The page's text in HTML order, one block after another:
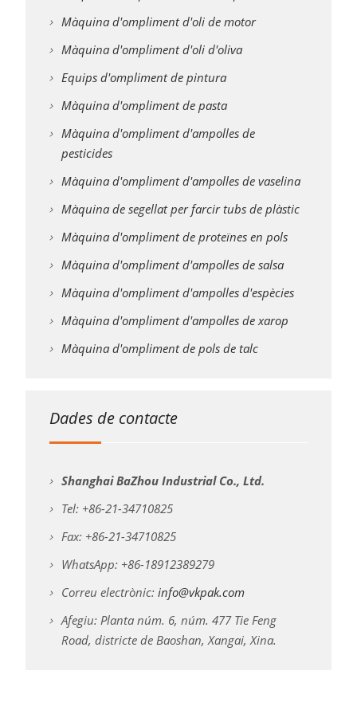
Màquina d'ompliment d'oli de motor
Màquina d'ompliment d'oli d'oliva
Equips d'ompliment de pintura
Màquina d'ompliment de pasta
Màquina d'ompliment d'ampolles de
pesticides
Màquina d'ompliment d'ampolles de vaselina
Màquina de segellat per farcir tubs de plàstic
Màquina d'ompliment de proteïnes en pols
Màquina d'ompliment d'ampolles de salsa
Màquina d'ompliment d'ampolles d'espècies
Màquina d'ompliment d'ampolles de xarop
Màquina d'ompliment de pols de talc
Dades de contacte
Shanghai BaZhou Industrial Co., Ltd.
Tel: +86-21-34710825
Fax: +86-21-34710825
WhatsApp: +86-18912389279
Correu electrònic: info@vkpak.com
Afegiu: Planta núm. 6, núm. 477 Tie Feng
Road, districte de Baoshan, Xangai, Xina.